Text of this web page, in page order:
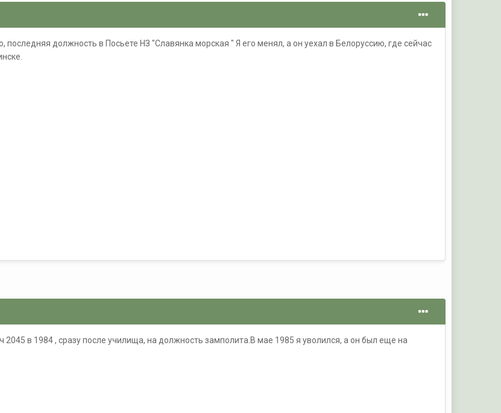
последняя должность в Посьете НЗ "Славянка морская " Я его менял, а он уехал в Белоруссию, где сейчас
в 1984 , сразу после училища, на должность замполита.В мае 1985 я уволился, а он был еще на